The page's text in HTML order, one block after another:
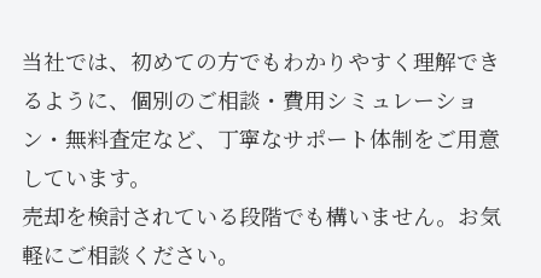
当社では、初めての方でもわかりやすく理解でき
るように、個別のご相談・費用シミュレーショ
ン・無料査定など、丁寧なサポート体制をご用意
しています。
売却を検討されている段階でも構いません。お気
軽にご相談ください。